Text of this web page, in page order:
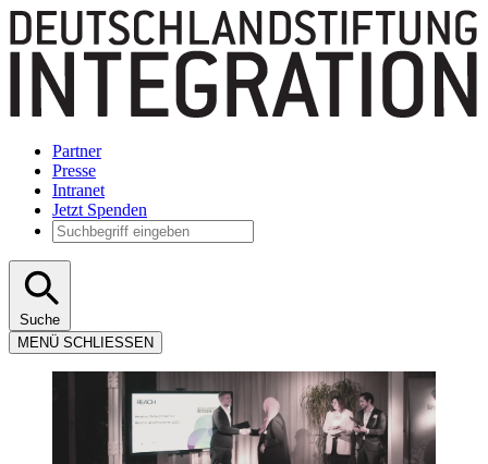
Partner
Presse
Intranet
Jetzt Spenden
Suche
MENÜ SCHLIESSEN